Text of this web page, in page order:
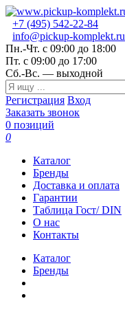
+7 (495) 542-22-84
info@pickup-komplekt.ru
Пн.-Чт. с 09:00 до 18:00
Пт. с 09:00 до 17:00
Сб.-Вс. — выходной
Регистрация Вход
Заказать звонок
0 позиций
0
Каталог
Бренды
Доставка и оплата
Гарантии
Таблица Гост/ DIN
О нас
Контакты
Каталог
Бренды